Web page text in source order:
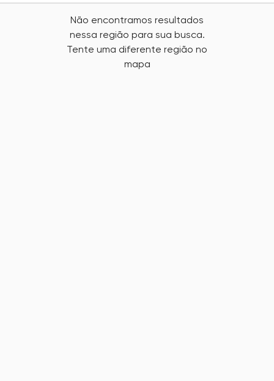
Não encontramos resultados
nessa região para sua busca.
Tente uma diferente região no
mapa